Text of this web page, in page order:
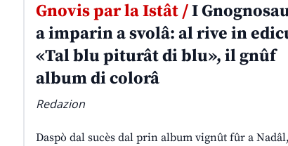
Gnovis par la Istât /I
a imparin a svolâ: al rive in
«Tal blu piturât di blu», il gnûf
album di colorâ
Redazion
Daspò dal sucès dal prin album vignût fûr a